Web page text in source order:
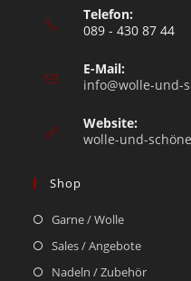
Telefon:
089 - 430 87 44
E-Mail:
info@wolle-und-
Website:
wolle-und-
Shop
Garne / Wolle
Sales / Angebote
Nadeln / Zubehör